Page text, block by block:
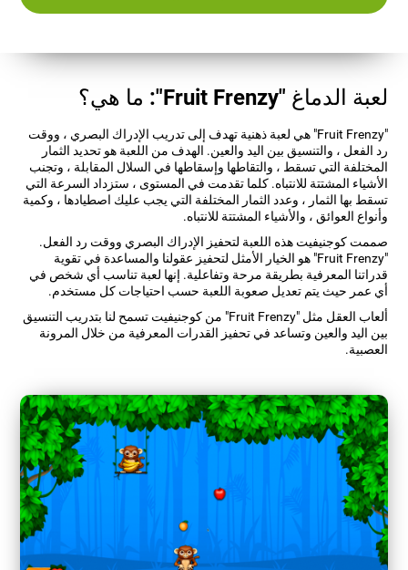
لعبة الدماغ "Fruit Frenzy": ما هي؟
"Fruit Frenzy" هي لعبة ذهنية تهدف إلى تدريب الإدراك البصري ، ووقت
رد الفعل ، والتنسيق بين اليد والعين. الهدف من اللعبة هو تحديد الثمار
المختلفة التي تسقط ، والتقاطها وإسقاطها في السلال المقابلة ، وتجنب
الأشياء المشتتة للانتباه. كلما تقدمت في المستوى ، ستزداد السرعة التي
تسقط بها الثمار ، وعدد الثمار المختلفة التي يجب عليك اصطيادها ، وكمية
وأنواع العوائق ، والأشياء المشتتة للانتباه.
صممت كوجنيفيت هذه اللعبة لتحفيز الإدراك البصري ووقت رد الفعل.
"Fruit Frenzy" هو الخيار الأمثل لتحفيز عقولنا والمساعدة في تقوية
قدراتنا المعرفية بطريقة مرحة وتفاعلية. إنها لعبة تناسب أي شخص في
أي عمر حيث يتم تعديل صعوبة اللعبة حسب احتياجات كل مستخدم.
ألعاب العقل مثل "Fruit Frenzy" من كوجنيفيت تسمح لنا بتدريب التنسيق
بين اليد والعين وتساعد في تحفيز القدرات المعرفية من خلال المرونة
العصبية.